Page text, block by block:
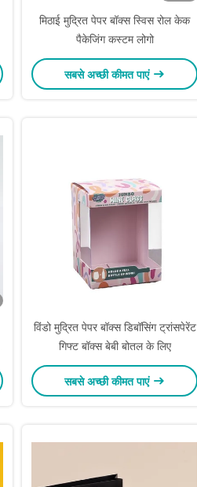
मिठाई मुद्रित पेपर बॉक्स स्विस रोल केक
पैकेजिंग कस्टम लोगो
सबसे अच्छी कीमत पाएं
विंडो मुद्रित पेपर बॉक्स डिबॉसिंग ट्रांसपेरेंट
गिफ्ट बॉक्स बेबी बोतल के लिए
सबसे अच्छी कीमत पाएं